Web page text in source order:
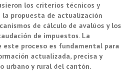
los criterios técnicos y
propuesta de actualización
de cálculo de avalúos y los
de impuestos. La
este proceso es fundamental para
actualizada, precisa y
urbano y rural del cantón.